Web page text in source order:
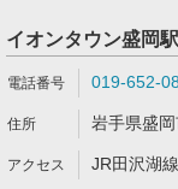
イオンタウン盛岡
019-652-
岩手県盛
JR田沢湖